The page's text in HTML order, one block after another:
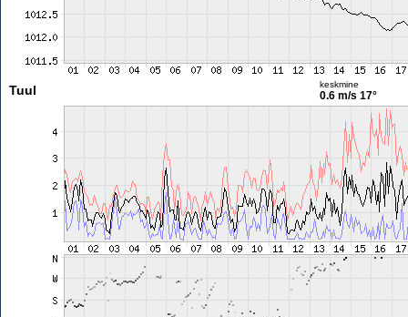
Tuul keskmine
0.6 m/s 17°